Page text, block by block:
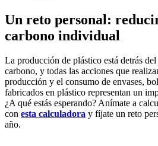
Un reto personal:
carbono individual
La producción de plástico está detrás
carbono, y todas las acciones que
producción y el consumo de envases,
fabricados en plástico representan un
¿A qué estás esperando? Anímate a
con esta calculadora y fíjate un reto
año.